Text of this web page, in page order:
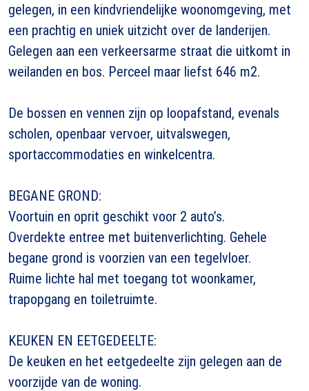
gelegen, in een kindvriendelijke woonomgeving, met
een prachtig en uniek uitzicht over de landerijen.
Gelegen aan een verkeersarme straat die uitkomt in
weilanden en bos. Perceel maar liefst 646 m2.
De bossen en vennen zijn op loopafstand, evenals
scholen, openbaar vervoer, uitvalswegen,
sportaccommodaties en winkelcentra.
BEGANE GROND:
Voortuin en oprit geschikt voor 2 auto’s.
Overdekte entree met buitenverlichting. Gehele
begane grond is voorzien van een tegelvloer.
Ruime lichte hal met toegang tot woonkamer,
trapopgang en toiletruimte.
KEUKEN EN EETGEDEELTE:
De keuken en het eetgedeelte zijn gelegen aan de
voorzijde van de woning.